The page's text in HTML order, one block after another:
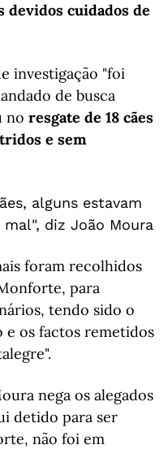
devidos cuidados de
investigação "foi
de busca
no resgate de 18 cães
e sem
alguns estavam
diz João Moura
foram recolhidos
para
tendo sido o
os factos remetidos
nega os alegados
detido para ser
não foi em